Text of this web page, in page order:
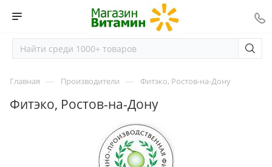
Главная — Производители — Фитэко, Ростов-на-Дону
Фитэко, Ростов-на-Дону